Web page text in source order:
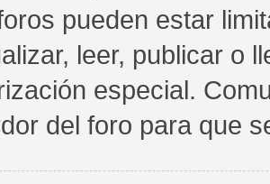
pueden estar
leer, publicar o
especial.
del foro para que